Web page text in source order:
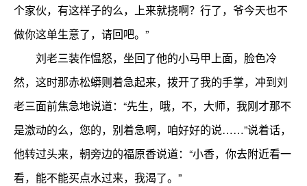
个家伙，有这样子的么，上来就挠啊？行了，爷今天也不
做你这单生意了，请回吧。”
刘老三装作愠怒，坐回了他的小马甲上面，脸色冷
然，这时那赤松蟒则着急起来，拨开了我的手掌，冲到刘
老三面前焦急地说道：“先生，哦，不，大师，我刚才那不
是激动的么，您的，别着急啊，咱好好的说……”说着话，
他转过头来，朝旁边的福原香说道：“小香，你去附近看一
看，能不能买点水过来，我渴了。”